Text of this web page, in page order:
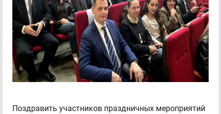
Поздравить участников праздничных мероприятий